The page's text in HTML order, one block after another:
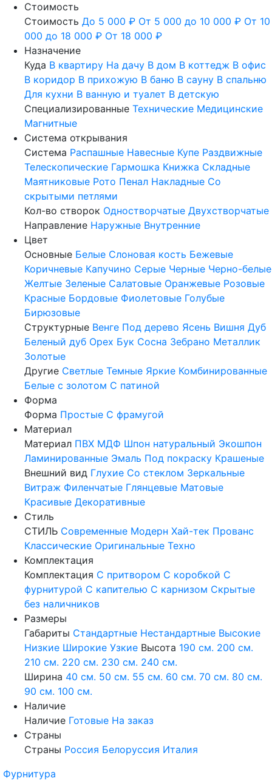
Стоимость
Стоимость До 5 000 ₽ От 5 000 до 10 000 ₽ От 10
000 до 18 000 ₽ От 18 000 ₽
Назначение
Куда В квартиру На дачу В дом В коттедж В офис
В коридор В прихожую В баню В сауну В спальню
Для кухни В ванную и туалет В детскую
Специализированные Технические Медицинские
Магнитные
Система открывания
Система Распашные Навесные Купе Раздвижные
Телескопические Гармошка Книжка Складные
Маятниковые Рото Пенал Накладные Со
скрытыми петлями
Кол-во створок Одностворчатые Двухстворчатые
Направление Наружные Внутренние
Цвет
Основные Белые Слоновая кость Бежевые
Коричневые Капучино Серые Черные Черно-белые
Желтые Зеленые Салатовые Оранжевые Розовые
Красные Бордовые Фиолетовые Голубые
Бирюзовые
Структурные Венге Под дерево Ясень Вишня Дуб
Беленый дуб Орех Бук Сосна Зебрано Металлик
Золотые
Другие Светлые Темные Яркие Комбинированные
Белые с золотом С патиной
Форма
Форма Простые С фрамугой
Материал
Материал ПВХ МДФ Шпон натуральный Экошпон
Ламинированные Эмаль Под покраску Крашеные
Внешний вид Глухие Со стеклом Зеркальные
Витраж Филенчатые Глянцевые Матовые
Красивые Декоративные
Стиль
СТИЛЬ Современные Модерн Хай-тек Прованс
Классические Оригинальные Техно
Комплектация
Комплектация С притвором С коробкой С
фурнитурой С капителью С карнизом Скрытые
без наличников
Размеры
Габариты Стандартные Нестандартные Высокие
Низкие Широкие Узкие Высота 190 см. 200 см.
210 см. 220 см. 230 см. 240 см.
Ширина 40 см. 50 см. 55 см. 60 см. 70 см. 80 см.
90 см. 100 см.
Наличие
Наличие Готовые На заказ
Страны
Страны Россия Белоруссия Италия
Фурнитура